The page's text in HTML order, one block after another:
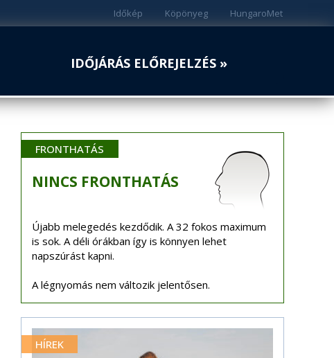
HungaroMet
Köpönyeg
Időkép
IDŐJÁRÁS ELŐREJELZÉS »
FRONTHATÁS
NINCS FRONTHATÁS
Újabb melegedés kezdődik. A 32 fokos maximum
is sok. A déli órákban így is könnyen lehet
napszúrást kapni.
A légnyomás nem változik jelentősen.
HÍREK